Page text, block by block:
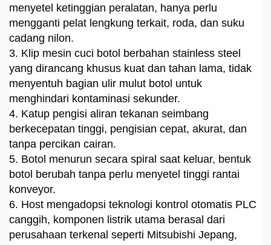
menyetel ketinggian peralatan, hanya perlu
mengganti pelat lengkung terkait, roda, dan suku
cadang nilon.
3. Klip mesin cuci botol berbahan stainless steel
yang dirancang khusus kuat dan tahan lama, tidak
menyentuh bagian ulir mulut botol untuk
menghindari kontaminasi sekunder.
4. Katup pengisi aliran tekanan seimbang
berkecepatan tinggi, pengisian cepat, akurat, dan
tanpa percikan cairan.
5. Botol menurun secara spiral saat keluar, bentuk
botol berubah tanpa perlu menyetel tinggi rantai
konveyor.
6. Host mengadopsi teknologi kontrol otomatis PLC
canggih, komponen listrik utama berasal dari
perusahaan terkenal seperti Mitsubishi Jepang,